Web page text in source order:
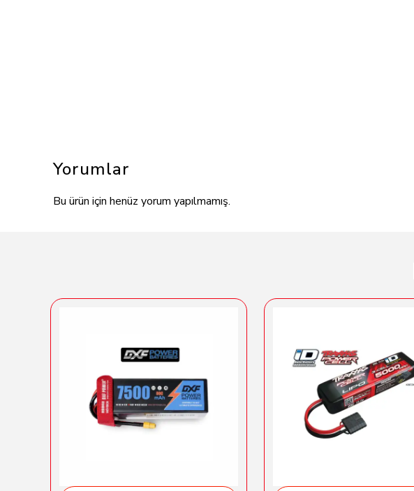
Yorumlar
Bu ürün için henüz yorum yapılmamış.